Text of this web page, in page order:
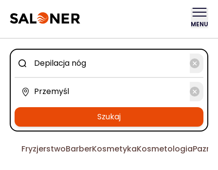
MENU
Szukaj
FryzjerstwoBarberKosmetykaKosmetologia